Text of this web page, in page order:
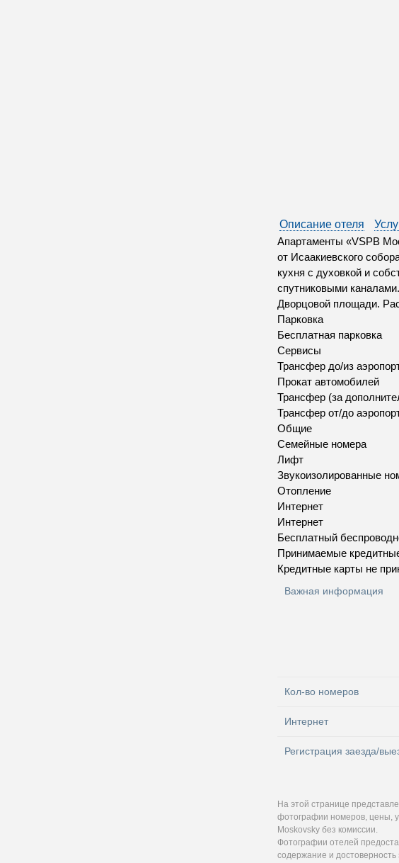
Описание отеля
Апартаменты «VSPB
от Исаакиевского
кухня с духовкой и
спутниковыми
Дворцовой площади.
Парковка
Бесплатная парковка
Сервисы
Трансфер до/из
Прокат автомобилей
Трансфер (за
Трансфер от/до
Общие
Семейные номера
Лифт
Звукоизолированные
Отопление
Интернет
Интернет
Бесплатный
Принимаемые
Кредитные карты не
Важная информация
Кол-во номеров
Интернет
Регистрация заезда/
На этой странице
фотографии номеров, цены,
Moskovsky без комиссии.
Фотографии отелей
содержание и